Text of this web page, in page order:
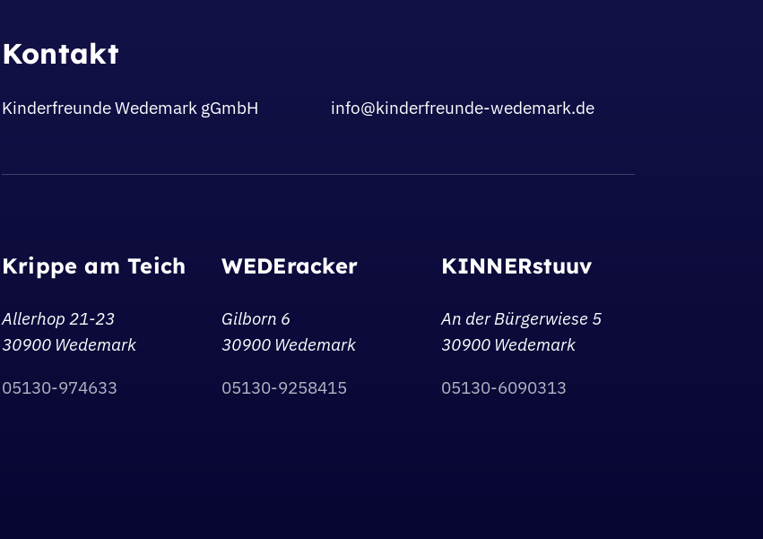
Kontakt
Kinderfreunde Wedemark gGmbH info@kinderfreunde-wedemark.de
Krippe am Teich
Allerhop 21-23
30900 Wedemark
05130-974633
WEDEracker
Gilborn 6
30900 Wedemark
05130-9258415
KINNERstuuv
An der Bürgerwiese 5
30900 Wedemark
05130-6090313